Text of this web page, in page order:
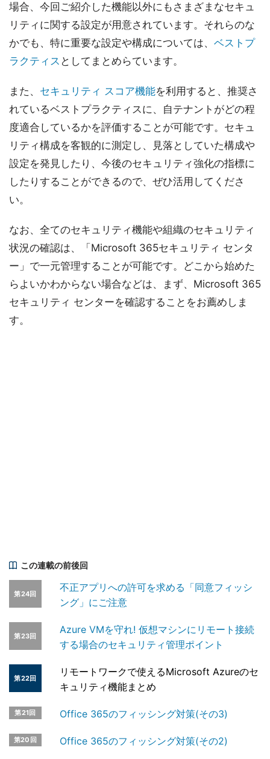
場合、今回ご紹介した機能以外にもさまざまなセキュ
リティに関する設定が用意されています。それらのな
かでも、特に重要な設定や構成については、 ベストプ
ラクティス としてまとめらています。
また、 セキュリティ スコア機能を利用すると、推奨さ
れているベストプラクティスに、自テナントがどの程
度適合しているかを評価することが可能です。セキュ
リティ構成を客観的に測定し、見落としていた構成や
設定を発見したり、今後のセキュリティ強化の指標に
したりすることができるので、ぜひ活用してくださ
い。
なお、全てのセキュリティ機能や組織のセキュリティ
状況の確認は、「Microsoft 365セキュリティ センタ
ー」で一元管理することが可能です。どこから始めた
らよいかわからない場合などは、まず、Microsoft 365
セキュリティ センターを確認することをお薦めしま
す。
この連載の前後回
第24回
不正アプリへの許可を求める「同意フィッシ
ング」にご注意
第23回
Azure VMを守れ! 仮想マシンにリモート接続
する場合のセキュリティ管理ポイント
第22回
リモートワークで使えるMicrosoft Azureのセ
キュリティ機能まとめ
第21回 Office 365のフィッシング対策(その3)
第20回 Office 365のフィッシング対策(その2)